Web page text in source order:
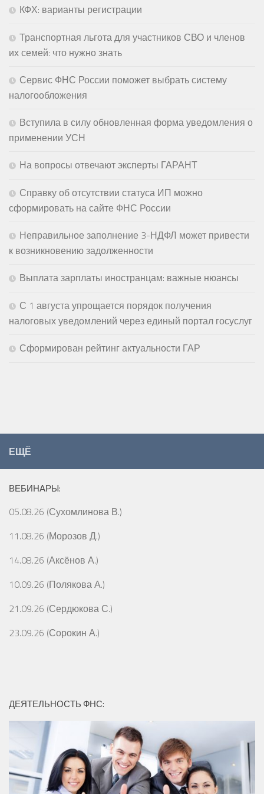
КФХ: варианты регистрации
Транспортная льгота для участников СВО и членов
их семей: что нужно знать
Сервис ФНС России поможет выбрать систему
налогообложения
Вступила в силу обновленная форма уведомления о
применении УСН
На вопросы отвечают эксперты ГАРАНТ
Справку об отсутствии статуса ИП можно
сформировать на сайте ФНС России
Неправильное заполнение 3-НДФЛ может привести
к возникновению задолженности
Выплата зарплаты иностранцам: важные нюансы
С 1 августа упрощается порядок получения
налоговых уведомлений через единый портал госуслуг
Сформирован рейтинг актуальности ГАР
ЕЩЁ
ВЕБИНАРЫ:
05.08.26 (Сухомлинова В.)
11.08.26 (Морозов Д.)
14.08.26 (Аксёнов А.)
10.09.26 (Полякова А.)
21.09.26 (Сердюкова С.)
23.09.26 (Сорокин А.)
ДЕЯТЕЛЬНОСТЬ ФНС: